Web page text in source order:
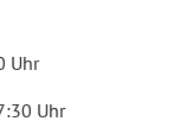
Uhr
Uhr